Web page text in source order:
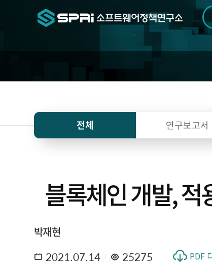
검색범
기간
전체 연구보고서
블록체인 개발,
박재현
2021.07.14 25275 PDF